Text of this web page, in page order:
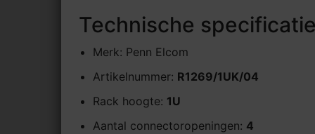
Technische
Merk: Penn Elcom
Artikelnummer: R1269/1UK/04
Rack hoogte: 1U
Aantal connectoropeningen: 4